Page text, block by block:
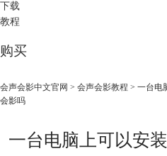
下载
教程
购买
会声会影中文官网 > 会声会影教程 > 一台电
会影吗
一台电脑上可以安